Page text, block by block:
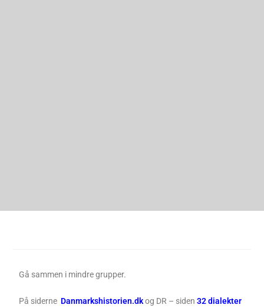
Gå sammen i mindre grupper.
På siderne Danmarkshistorien.dkog DR – siden32 dialekter